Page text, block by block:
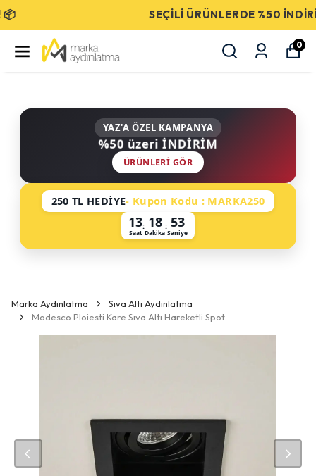
SEÇİLİ ÜRÜNLERDE %50 İNDİRİM!
0
YAZ'A ÖZEL KAMPANYA
%50 üzeri İNDİRİM
ÜRÜNLERI GÖR
250 TL HEDİYE- Kupon Kodu : MARKA250
13
Saat
: 18
Dakika
: 53
Saniye
Marka Aydınlatma
Sıva Altı Aydınlatma
Modesco Ploiesti Kare Sıva Altı Hareketli Spot